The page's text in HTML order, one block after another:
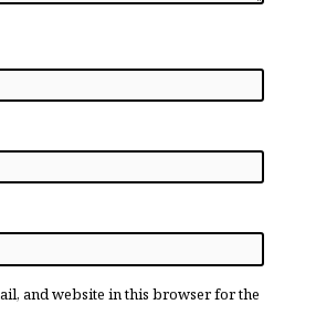
and website in this browser for the